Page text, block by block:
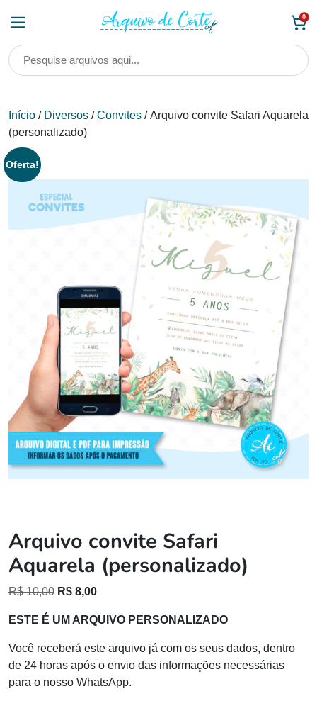
0
Início / Diversos /Convites / Arquivo convite Safari Aquarela
(personalizado)
Oferta!
Arquivo convite Safari
Aquarela (personalizado)
R$10,00 O
original
era:
R$ 10,00.
R$ 8,00O
atual
é:
R$ 8,00.
ESTE É UM ARQUIVO PERSONALIZADO
Você receberá este arquivo já com os seus dados, dentro
de 24 horas após o envio das informações necessárias
para o nosso WhatsApp.